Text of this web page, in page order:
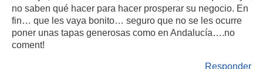
no saben qué hacer para hacer prosperar su negocio. En
fin… que les vaya bonito… seguro que no se les ocurre
poner unas tapas generosas como en Andalucía….no
coment!
Responder